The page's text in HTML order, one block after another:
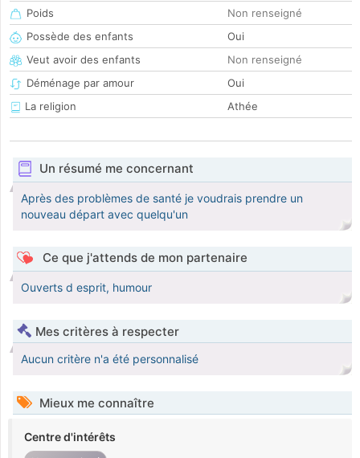
Poids
Non renseigné
Possède des enfants
Oui
Veut avoir des enfants
Non renseigné
Déménage par amour
Oui
La religion
Athée
Un résumé me concernant
Après des problèmes de santé je voudrais prendre un
nouveau départ avec quelqu'un
Ce que j'attends de mon partenaire
Ouverts d esprit, humour
Mes critères à respecter
Aucun critère n'a été personnalisé
Mieux me connaître
Centre d'intérêts